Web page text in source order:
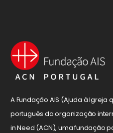
A Fundação AIS (Ajuda à
português da organização
in Need (ACN), uma fundação